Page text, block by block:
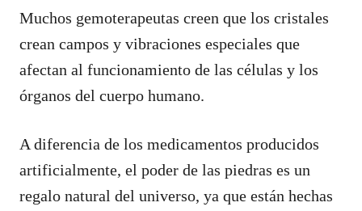
Muchos gemoterapeutas creen que los cristales
crean campos y vibraciones especiales que
afectan al funcionamiento de las células y los
órganos del cuerpo humano.
A diferencia de los medicamentos producidos
artificialmente, el poder de las piedras es un
regalo natural del universo, ya que están hechas